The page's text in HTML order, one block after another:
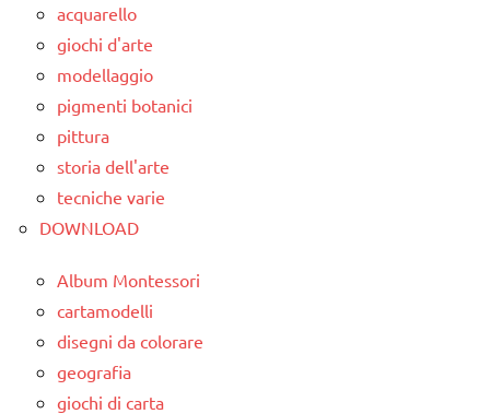
acquarello
giochi d'arte
modellaggio
pigmenti botanici
pittura
storia dell'arte
tecniche varie
DOWNLOAD
Album Montessori
cartamodelli
disegni da colorare
geografia
giochi di carta